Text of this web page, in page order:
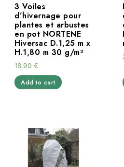
3 Voiles
d’hivernage pour
plantes et arbustes
en pot NORTENE
Hiversac D.1,25 m x
H.1,80 m 30 g/m²
18.90 €
Add to cart